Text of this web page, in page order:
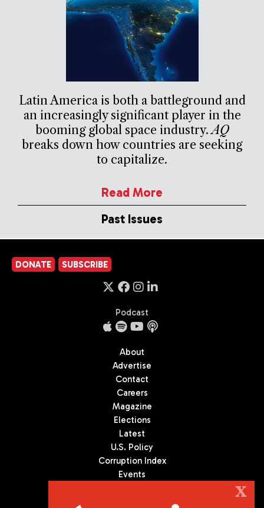
Latin America is both a battleground and
an increasingly significant player in the
booming global space industry.AQ
breaks down how countries are seeking
to capitalize.
Read More
Past Issues
DONATE SUBSCRIBE
Podcast
About
Advertise
Contact
Careers
Magazine
Elections
Latest
U.S. Policy
Corruption Index
Events
X